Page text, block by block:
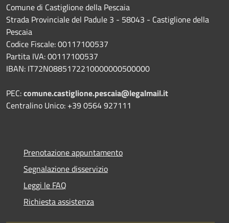
Comune di Castiglione della Pescaia
Strada Provinciale del Padule 3 - 58043 - Castiglione della
Pescaia
Codice Fiscale: 00117100537
Partita IVA: 00117100537
IBAN: IT72N0885172210000000500000
PEC:comune.castiglione.pescaia@legalmail.it
Centralino Unico: +39 0564 927111
Prenotazione appuntamento
Segnalazione disservizio
Leggi le FAQ
Richiesta assistenza